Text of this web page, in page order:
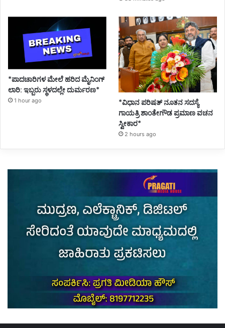
*ಪಾದಚಾರಿಗಳ ಮೇಲೆ ಹರಿದ ಮೈನಿಂಗ್
ಲಾರಿ: ಇಬ್ಬರು ಸ್ಥಳದಲ್ಲೇ ದುರ್ಮರಣ*
1 hour ago
*ವಿಧಾನ ಪರಿಷತ್ ನೂತನ ಸದಸ್ಯೆ
ಗಾಯತ್ರಿ ಶಾಂತೇಗೌಡ ಪ್ರಮಾಣ ವಚನ
ಸ್ವೀಕಾರ*
2 hours ago